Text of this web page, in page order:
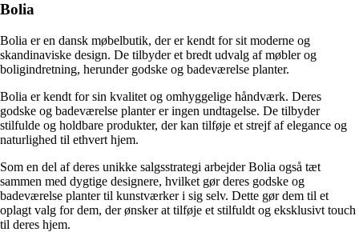
Bolia
Bolia er en dansk møbelbutik, der er kendt for sit moderne og
skandinaviske design. De tilbyder et bredt udvalg af møbler og
boligindretning, herunder godske og badeværelse planter.
Bolia er kendt for sin kvalitet og omhyggelige håndværk. Deres
godske og badeværelse planter er ingen undtagelse. De tilbyder
stilfulde og holdbare produkter, der kan tilføje et strejf af elegance og
naturlighed til ethvert hjem.
Som en del af deres unikke salgsstrategi arbejder Bolia også tæt
sammen med dygtige designere, hvilket gør deres godske og
badeværelse planter til kunstværker i sig selv. Dette gør dem til et
oplagt valg for dem, der ønsker at tilføje et stilfuldt og eksklusivt touch
til deres hjem.